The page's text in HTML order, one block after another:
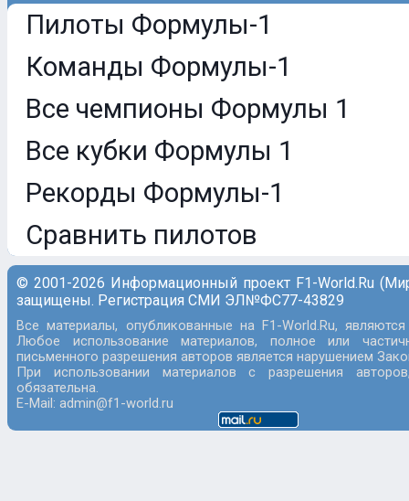
Пилоты Формулы-1
Команды Формулы-1
Все чемпионы Формулы 1
Все кубки Формулы 1
Рекорды Формулы-1
Сравнить пилотов
© 2001-2026 Информационный проект F1-World.Ru
защищены. Регистрация СМИ ЭЛ№ФС77-43829
Все материалы, опубликованные на F1-World.Ru,
Любое использование материалов, полное или
письменного разрешения авторов является нарушением
При использовании материалов с разрешения
обязательна.
E-Mail: admin@f1-world.ru